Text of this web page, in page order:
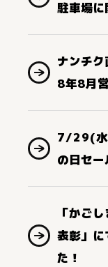
駐車場に
ナンチ
8年8月
7/29(水
の日セー
「かご
表彰」に
た！